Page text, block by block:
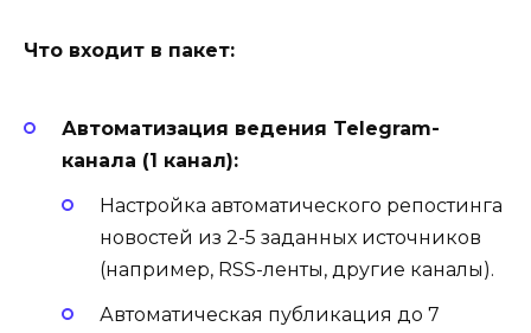
Что входит в пакет:
Автоматизация ведения Telegram-
канала (1 канал):
Настройка автоматического репостинга
новостей из 2-5 заданных источников
(например, RSS-ленты, другие каналы).
Автоматическая публикация до 7